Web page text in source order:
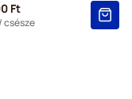
Ft
/ csésze